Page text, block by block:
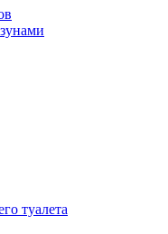
туалета